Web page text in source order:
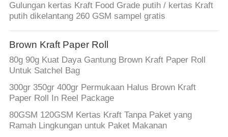
KONTROL
KUALITAS
HUBUNGI
KAMI
BERITA
Gulungan kertas Kraft Food Grade putih / kertas Kraft
putih dikelantang 260 GSM sampel gratis
Brown Kraft Paper Roll
80g 90g Kuat Daya Gantung Brown Kraft Paper Roll
Untuk Satchel Bag
300gr 350gr 400gr Permukaan Halus Brown Kraft
Paper Roll In Reel Package
80GSM 120GSM Kertas Kraft Tanpa Paket yang
Ramah Lingkungan untuk Paket Makanan